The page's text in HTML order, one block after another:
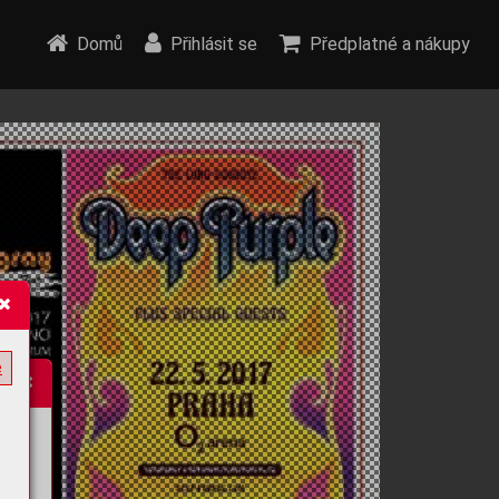
Domů Přihlásit se Předplatné a nákupy